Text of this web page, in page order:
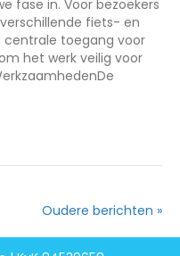
fase in. Voor bezoekers
fiets- en
toegang voor
het werk veilig voor
Oudere berichten »